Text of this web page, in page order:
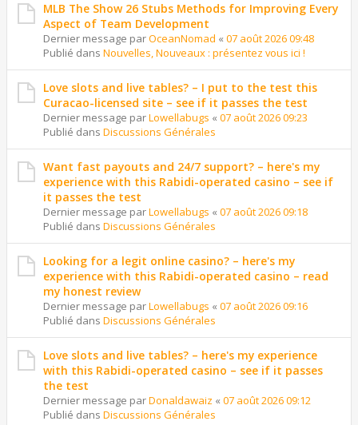
MLB The Show 26 Stubs Methods for Improving Every
Aspect of Team Development
Dernier message parOceanNomad « 07 août 2026 09:48
Publié dans Nouvelles, Nouveaux : présentez vous ici !
Love slots and live tables? – I put to the test this
Curacao-licensed site – see if it passes the test
Dernier message parLowellabugs « 07 août 2026 09:23
Publié dans Discussions Générales
Want fast payouts and 24/7 support? – here's my
experience with this Rabidi-operated casino – see if
it passes the test
Dernier message parLowellabugs « 07 août 2026 09:18
Publié dans Discussions Générales
Looking for a legit online casino? – here's my
experience with this Rabidi-operated casino – read
my honest review
Dernier message parLowellabugs « 07 août 2026 09:16
Publié dans Discussions Générales
Love slots and live tables? – here's my experience
with this Rabidi-operated casino – see if it passes
the test
Dernier message parDonaldawaiz « 07 août 2026 09:12
Publié dans Discussions Générales